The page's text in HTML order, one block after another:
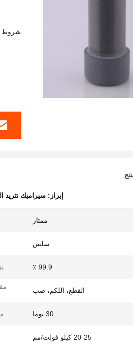
شروط
إبراز: سيراميك نتريد
ممتاز
سلس
99.9 ٪
القطع، اللكم، صب
30 يوما
20-25 كيلو فولت/مم